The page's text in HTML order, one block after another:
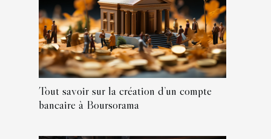
Tout savoir sur la création d’un compte
bancaire à Boursorama